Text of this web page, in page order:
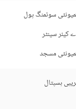
details.
سوئمنگ پول
کیئر سینٹر
مسجد
ہسپتال